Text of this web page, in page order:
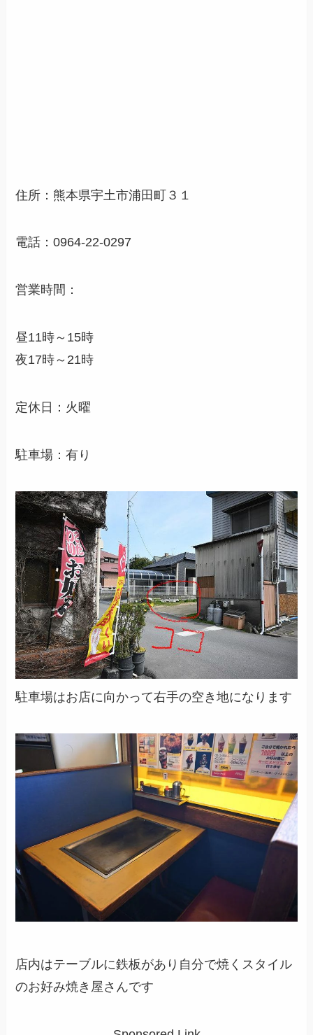
住所：熊本県宇土市浦田町３１
電話：0964-22-0297
営業時間：
昼11時～15時
夜17時～21時
定休日：火曜
駐車場：有り
駐車場はお店に向かって右手の空き地になります
店内はテーブルに鉄板があり自分で焼くスタイル
のお好み焼き屋さんです